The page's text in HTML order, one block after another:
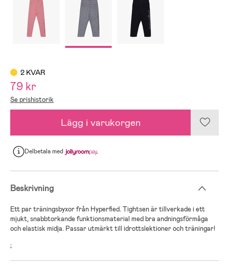
2 KVAR
79 kr
Se prishistorik
Lägg i varukorgen
Delbetalamed
Beskrivning
Ett par träningsbyxor från Hyperfied. Tightsen är tillverkade i ett
mjukt, snabbtorkande funktionsmaterial med bra andningsförmåga
och elastisk midja. Passar utmärkt till idrottslektioner och träningar!
;